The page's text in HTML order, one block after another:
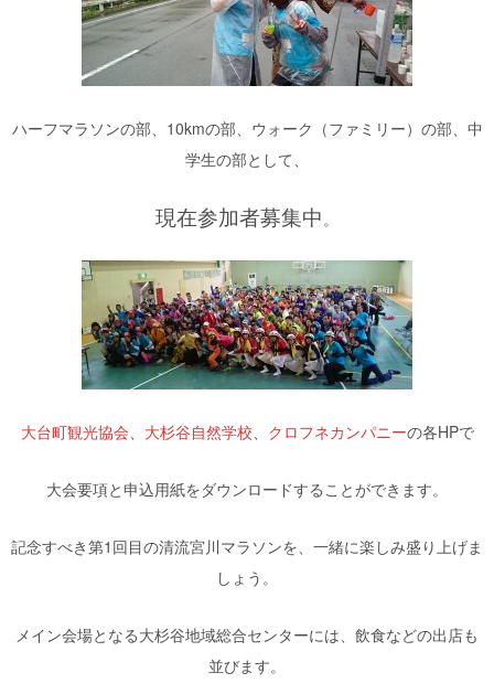
ハーフマラソンの部、10kmの部、ウォーク（ファミリー）の部、中
学生の部として、
現在参加者募集中 。
大台町観光協会 大杉谷自然学校 クロフネカンパニーの各HPで
大会要項と申込用紙をダウンロードすることができます。
記念すべき第1回目の清流宮川マラソンを、一緒に楽しみ盛り上げま
しょう。
メイン会場となる大杉谷地域総合センターには、飲食などの出店も
並びます。